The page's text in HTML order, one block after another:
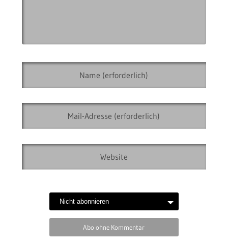
Abo ohne Kommentar